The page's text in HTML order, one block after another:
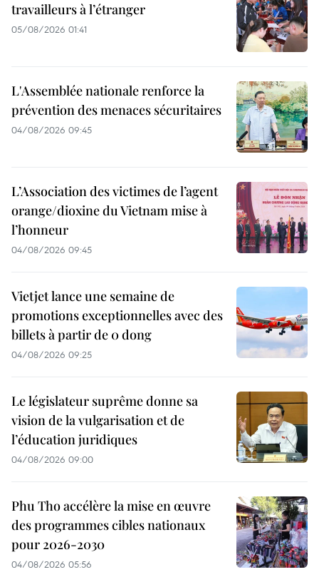
travailleurs à l’étranger
05/08/2026 01:41
L'Assemblée nationale renforce la
prévention des menaces sécuritaires
04/08/2026 09:45
L’Association des victimes de l’agent
orange/dioxine du Vietnam mise à
l’honneur
04/08/2026 09:45
Vietjet lance une semaine de
promotions exceptionnelles avec des
billets à partir de 0 dong
04/08/2026 09:25
Le législateur suprême donne sa
vision de la vulgarisation et de
l’éducation juridiques
04/08/2026 09:00
Phu Tho accélère la mise en œuvre
des programmes cibles nationaux
pour 2026-2030
04/08/2026 05:56